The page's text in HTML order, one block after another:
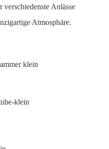
Anlässe
Atmosphäre.